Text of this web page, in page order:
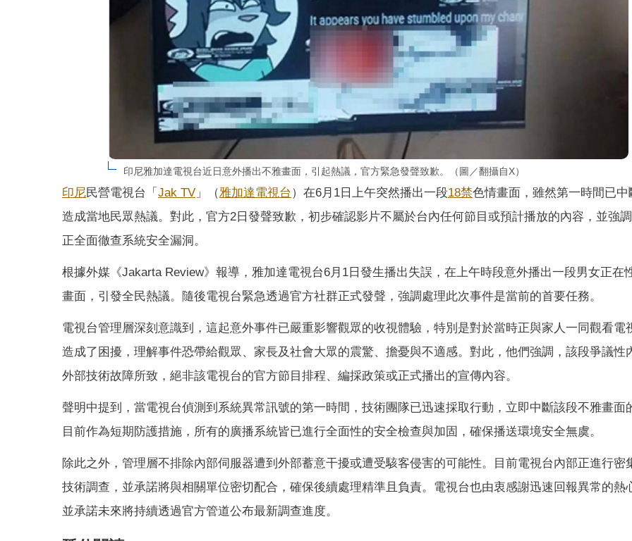
印尼雅加達電視台近日意外播出不雅畫面，引起熱議，官方緊急發聲致歉。（圖／翻攝自X）
印尼民營電視台「 Jak TV 」（雅加達電視台 ）在6月1日上午突然播出一段18禁色情畫面，雖然第一時間已中
造成當地民眾熱議。對此，官方2日發聲致歉，初步確認影片不屬於台內任何節目或預計播放的內容，並強
正全面徹查系統安全漏洞。
根據外媒《Jakarta Review》報導，雅加達電視台6月1日發生播出失誤，在上午時段意外播出一段男女正在
畫面，引發全民熱議。隨後電視台緊急透過官方社群正式發聲，強調處理此次事件是當前的首要任務。
電視台管理層深刻意識到，這起意外事件已嚴重影響觀眾的收視體驗，特別是對於當時正與家人一同觀看電
造成了困擾，理解事件恐帶給觀眾、家長及社會大眾的震驚、擔憂與不適感。對此，他們強調，該段爭議性
外部技術故障所致，絕非該電視台的官方節目排程、編採政策或正式播出的宣傳內容。
聲明中提到，當電視台偵測到系統異常訊號的第一時間，技術團隊已迅速採取行動，立即中斷該段不雅畫面
目前作為短期防護措施，所有的廣播系統皆已進行全面性的安全檢查與加固，確保播送環境安全無虞。
除此之外，管理層不排除內部伺服器遭到外部蓄意干擾或遭受駭客侵害的可能性。目前電視台內部正進行密
技術調查，並承諾將與相關單位密切配合，確保後續處理精準且負責。電視台也由衷感謝迅速回報異常的熱
並承諾未來將持續透過官方管道公布最新調查進度。